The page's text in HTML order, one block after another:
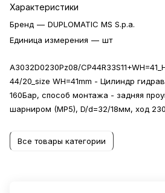
Характеристики
Бренд — DUPLOMATIC MS S.p.a.
Единица измерения — шт
A3032D0230Pz08/
44/20_size WH=41mm - Цилиндр
160Бар, способ монтажа - задняя
шарниром (MP5), D/d=32/18мм, ход
удлинение штока на 16мм
Все товары категории